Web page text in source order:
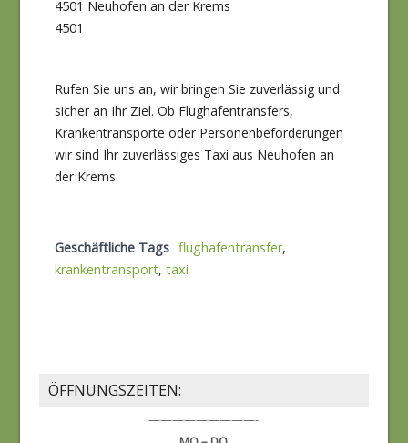
4501 Neuhofen an der Krems
4501
Rufen Sie uns an, wir bringen Sie zuverlässig und
sicher an Ihr Ziel. Ob Flughafentransfers,
Krankentransporte oder Personenbeförderungen
wir sind Ihr zuverlässiges Taxi aus Neuhofen an
der Krems.
Geschäftliche Tags flughafentransfer,
krankentransport, taxi
ÖFFNUNGSZEITEN:
—————————-